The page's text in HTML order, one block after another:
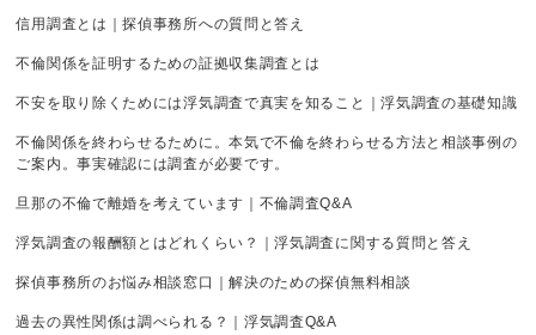
信用調査とは｜探偵事務所への質問と答え
不倫関係を証明するための証拠収集調査とは
不安を取り除くためには浮気調査で真実を知ること｜浮気調査の基礎知識
不倫関係を終わらせるために。本気で不倫を終わらせる方法と相談事例の
ご案内。事実確認には調査が必要です。
旦那の不倫で離婚を考えています｜不倫調査Q&A
浮気調査の報酬額とはどれくらい？｜浮気調査に関する質問と答え
探偵事務所のお悩み相談窓口｜解決のための探偵無料相談
過去の異性関係は調べられる？｜浮気調査Q&A